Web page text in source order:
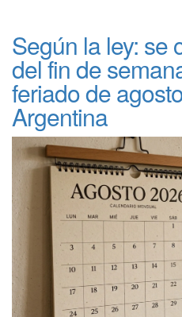
Según la ley: se
del fin de
feriado de
Argentina